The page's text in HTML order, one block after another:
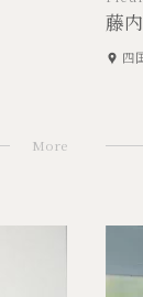
More
藤
四